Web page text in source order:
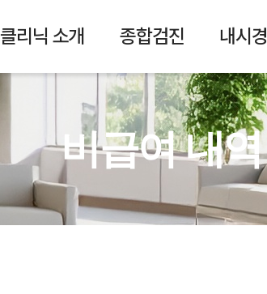
클리닉 소개 종합검진 내시경
비급여 내역